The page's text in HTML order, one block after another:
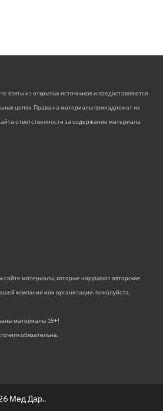
взяты из открытых источников и предоставляются
целях. Права на материалы принадлежат их
ответственности за содержание материала
материалы, которые нарушают авторские
компании или организации, пожалуйста,
материалы 18+!
обязательна.
Мед Дар..